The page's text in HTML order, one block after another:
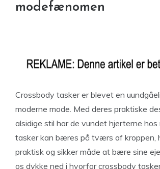
modefænomen
Crossbody tasker er blevet en
moderne mode. Med deres praktiske
alsidige stil har de vundet hjerterne hos
tasker kan bæres på tværs af kroppen,
praktisk og sikker måde at bære sine
os dykke ned i hvorfor crossbody